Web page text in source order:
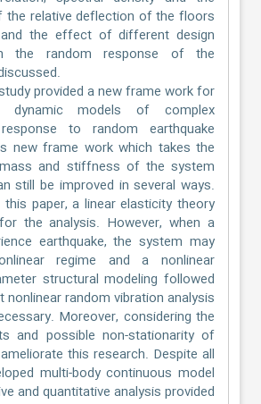
the relative deflection of the floors
the effect of different design
the random response of the
provided a new frame work for
dynamic models of complex
to random earthquake
new frame work which takes the
and stiffness of the system
still be improved in several ways.
this paper, a linear elasticity theory
the analysis. However, when a
earthquake, the system may
regime and a nonlinear
structural modeling followed
nonlinear random vibration analysis
Moreover, considering the
and possible non-stationarity of
this research. Despite all
multi-body continuous model
and quantitative analysis provided